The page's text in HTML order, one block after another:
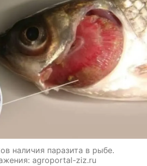
наличия паразита в рыбе.
agroportal-ziz.ru